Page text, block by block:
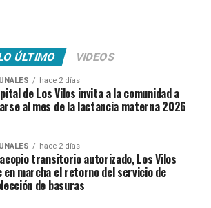
ÚLTIMO VIDEOS
hace 2 días
de Los Vilos invita a la comunidad a
al mes de la lactancia materna 2026
hace 2 días
transitorio autorizado, Los Vilos
en marcha el retorno del servicio de
de basuras